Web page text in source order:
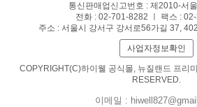
통신판매업신고번호 : 제2010-서
전화 : 02-701-8282 ㅣ 팩스 :
주소 : 서울시 강서구 강서로56가길 37,
사업자정보확인
COPYRIGHT(C)하이웰 공식몰, 뉴질랜드 프리
RESERVED.
이메일 :